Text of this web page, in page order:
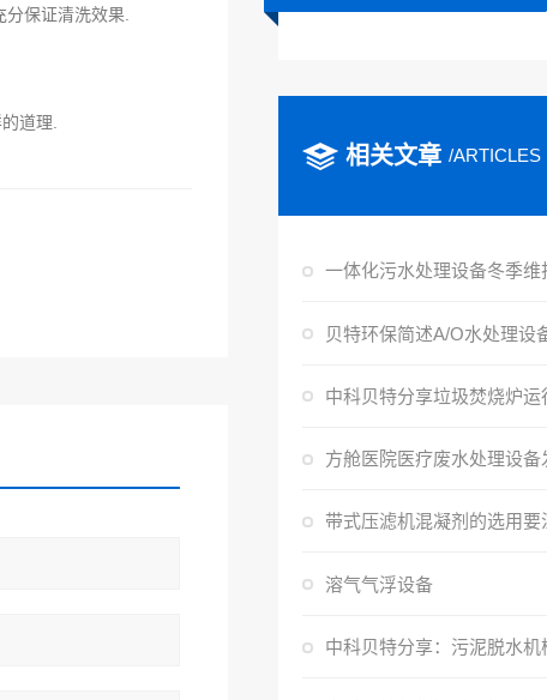
保证清洗效果.
道理.
相关文章 /ARTICLES
方舱医院医疗废水处理设备
溶气气浮设备